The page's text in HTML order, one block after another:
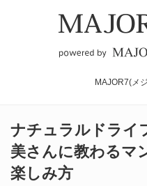
MAJOR7(メ
ナチュラルドラ
美さんに教わるマ
楽しみ方